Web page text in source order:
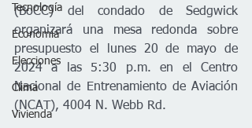
Tecnología
Economía
Elecciones
Clima
Vivienda
(BoCC) del condado de Sedgwick
organizará una mesa redonda sobre
presupuesto el lunes 20 de mayo de
2024 a las 5:30 p.m. en el Centro
Nacional de Entrenamiento de Aviación
(NCAT), 4004 N. Webb Rd.